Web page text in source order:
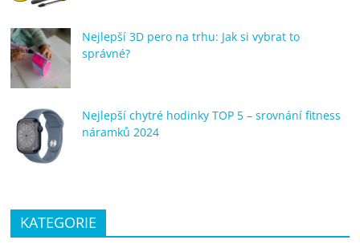
Nejlepší 3D pero na trhu: Jak si vybrat to
správné?
Nejlepší chytré hodinky TOP 5 – srovnání fitness
náramků 2024
KATEGORIE